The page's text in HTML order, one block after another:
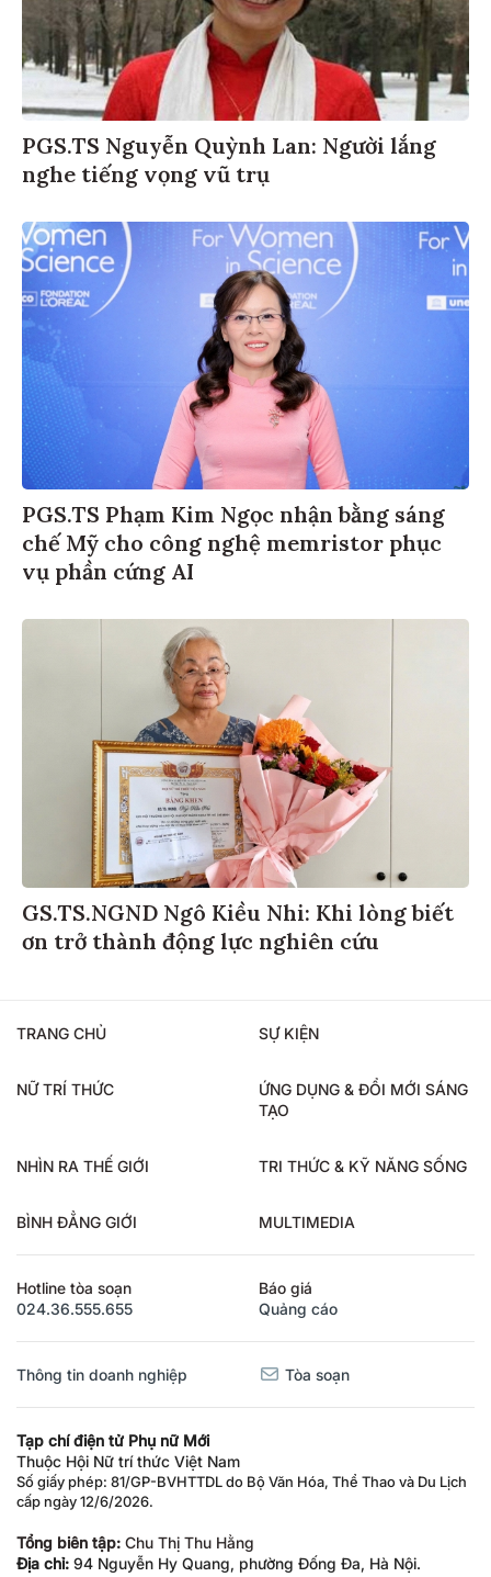
PGS.TS Nguyễn Quỳnh Lan: Người lắng
nghe tiếng vọng vũ trụ
PGS.TS Phạm Kim Ngọc nhận bằng sáng
chế Mỹ cho công nghệ memristor phục
vụ phần cứng AI
GS.TS.NGND Ngô Kiều Nhi: Khi lòng biết
ơn trở thành động lực nghiên cứu
TRANG CHỦ SỰ KIỆN
NỮ TRÍ THỨC
ỨNG DỤNG & ĐỔI MỚI SÁNG
TẠO
NHÌN RA THẾ GIỚI TRI THỨC & KỸ NĂNG SỐNG
BÌNH ĐẲNG GIỚI MULTIMEDIA
Hotline tòa soạn
024.36.555.655
Báo giá
Quảng cáo
Thông tin doanh nghiệp Tòa soạn
Tạp chí điện tử Phụ nữ Mới
Thuộc Hội Nữ trí thức Việt Nam
Số giấy phép: 81/GP-BVHTTDL do Bộ Văn Hóa, Thể Thao và Du Lịch
cấp ngày 12/6/2026.
Tổng biên tập: Chu Thị Thu Hằng
Địa chỉ: 94 Nguyễn Hy Quang, phường Đống Đa, Hà Nội.